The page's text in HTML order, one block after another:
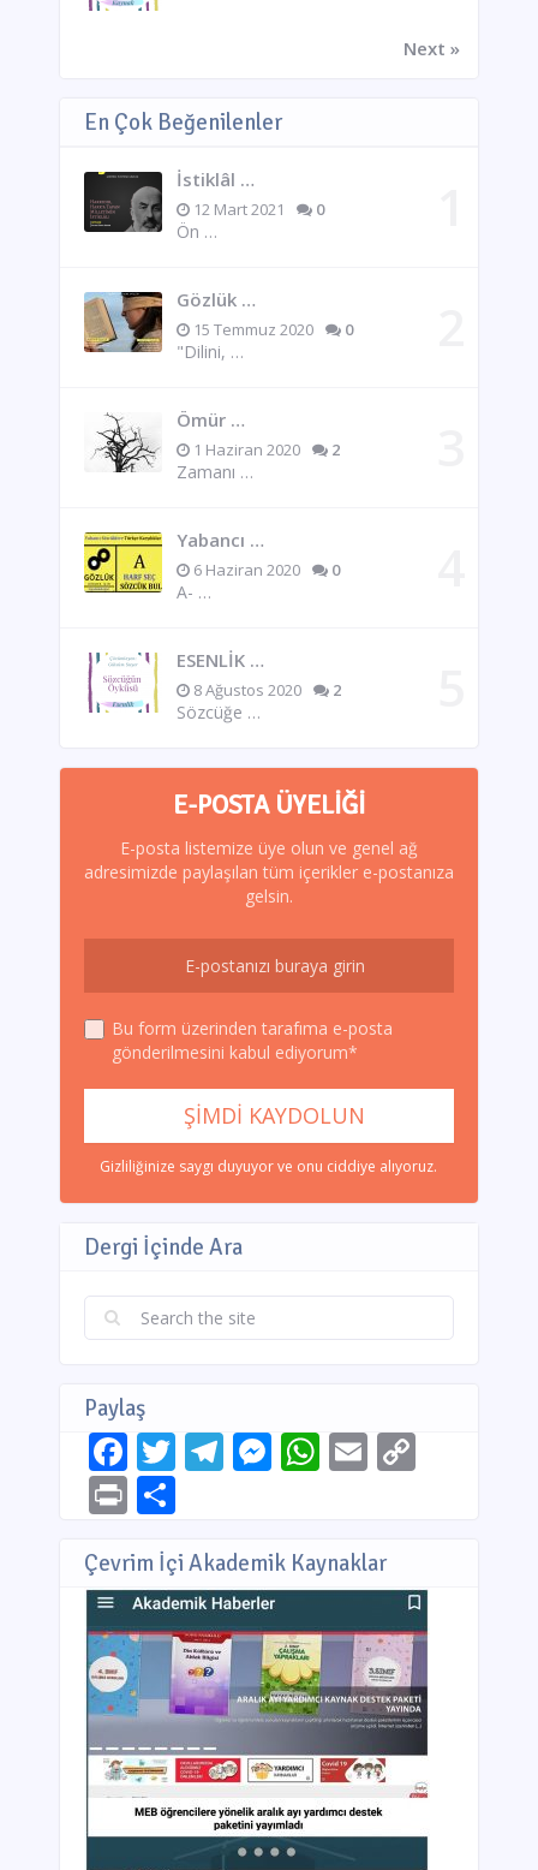
Next »
En Çok Beğenilenler
İstiklâl …
12 Mart 2021 0
Ön …
Gözlük …
15 Temmuz 2020 0
"Dilini, …
Ömür …
1 Haziran 2020 2
Zamanı …
Yabancı …
6 Haziran 2020 0
A- …
ESENLİK …
8 Ağustos 2020 2
Sözcüğe …
E-POSTA ÜYELIĞI
E-posta listemize üye olun ve genel ağ
adresimizde paylaşılan tüm içerikler e-postanıza
gelsin.
Bu form üzerinden tarafıma e-posta
gönderilmesini kabul ediyorum*
Gizliliğinize saygı duyuyor ve onu ciddiye alıyoruz.
Dergi İçinde Ara
Paylaş
Facebook
Twitter
Telegram
Messenger
WhatsApp
EmailCopy
PrintShare
Çevrim İçi Akademik Kaynaklar